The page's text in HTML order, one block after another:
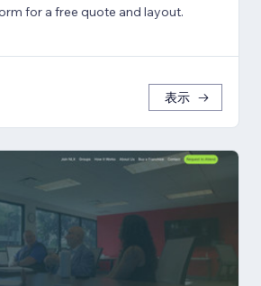
for a free quote and layout.
表示